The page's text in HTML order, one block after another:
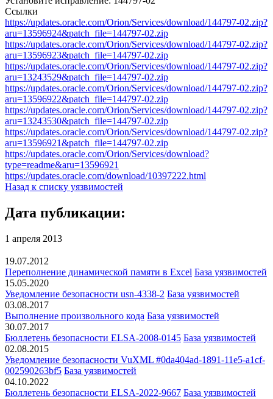
Ссылки
https://updates.oracle.com/Orion/Services/download/144797-02.zip?
aru=13596924&patch_file=144797-02.zip
https://updates.oracle.com/Orion/Services/download/144797-02.zip?
aru=13596923&patch_file=144797-02.zip
https://updates.oracle.com/Orion/Services/download/144797-02.zip?
aru=13243529&patch_file=144797-02.zip
https://updates.oracle.com/Orion/Services/download/144797-02.zip?
aru=13596922&patch_file=144797-02.zip
https://updates.oracle.com/Orion/Services/download/144797-02.zip?
aru=13243530&patch_file=144797-02.zip
https://updates.oracle.com/Orion/Services/download/144797-02.zip?
aru=13596921&patch_file=144797-02.zip
https://updates.oracle.com/Orion/Services/download?
type=readme&aru=13596921
https://updates.oracle.com/download/10397222.html
Назад к списку уязвимостей
Дата публикации:
1 апреля 2013
19.07.2012
Переполнение динамической памяти в Excel База уязвимостей
15.05.2020
Уведомление безопасности usn-4338-2 База уязвимостей
03.08.2017
Выполнение произвольного кода База уязвимостей
30.07.2017
Бюллетень безопасности ELSA-2008-0145 База уязвимостей
02.08.2015
Уведомление безопасности VuXML #0da404ad-1891-11e5-a1cf-
002590263bf5 База уязвимостей
04.10.2022
Бюллетень безопасности ELSA-2022-9667 База уязвимостей